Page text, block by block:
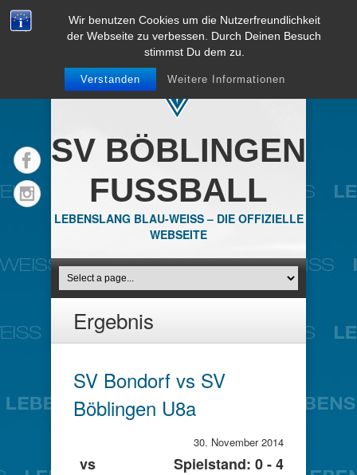
Wir benutzen Cookies um die Nutzerfreundlichkeit
der Webseite zu verbessen. Durch Deinen Besuch
stimmst Du dem zu.
Verstanden Weitere Informationen
SV BÖBLINGEN
FUSSBALL
LEBENSLANG BLAU-WEISS – DIE OFFIZIELLE
WEBSEITE
Ergebnis
SV Bondorf vs SV
Böblingen U8a
vs
30. November 2014
Spielstand: 0 - 4